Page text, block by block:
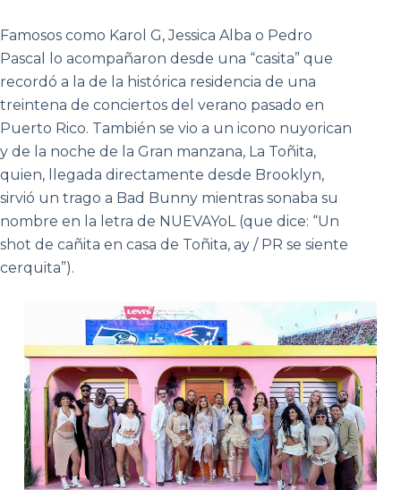
Famosos como Karol G, Jessica Alba o Pedro
Pascal lo acompañaron desde una “casita” que
recordó a la de la histórica residencia de una
treintena de conciertos del verano pasado en
Puerto Rico. También se vio a un icono nuyorican
y de la noche de la Gran manzana, La Toñita,
quien, llegada directamente desde Brooklyn,
sirvió un trago a Bad Bunny mientras sonaba su
nombre en la letra de NUEVAYoL (que dice: “Un
shot de cañita en casa de Toñita, ay / PR se siente
cerquita”).